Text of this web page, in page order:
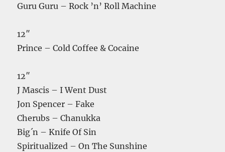
Guru Guru – Rock ’n’ Roll Machine
12″
Prince – Cold Coffee & Cocaine
12″
J Mascis – I Went Dust
Jon Spencer – Fake
Cherubs – Chanukka
Big´n – Knife Of Sin
Spiritualized – On The Sunshine